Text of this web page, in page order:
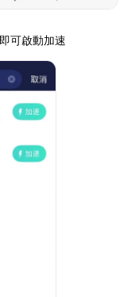
可啟動加速